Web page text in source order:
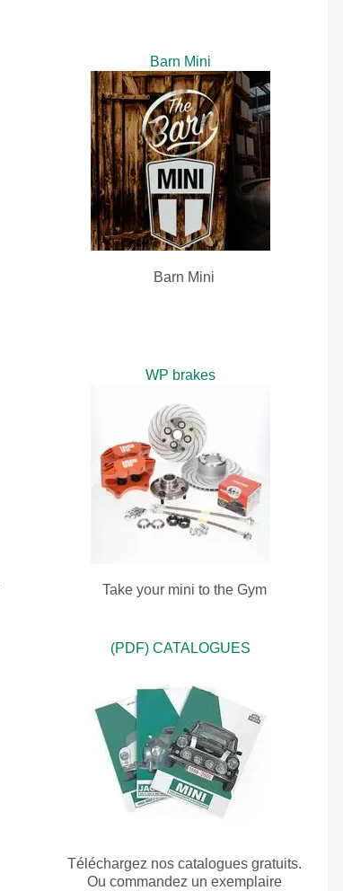
Barn Mini
Barn Mini
WP brakes
Take your mini to the Gym
(PDF) CATALOGUES
Téléchargez nos catalogues gratuits.
Ou commandez un exemplaire